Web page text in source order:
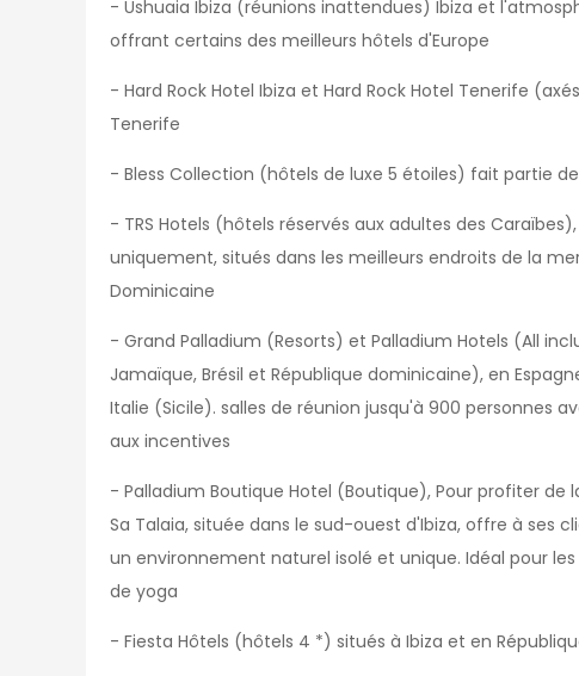
- Ushuaia Ibiza (réunions inattendues) Ibiza et
offrant certains des meilleurs hôtels d'Europe
- Hard Rock Hotel Ibiza et Hard Rock Hotel Tenerife
Tenerife
- Bless Collection (hôtels de luxe 5 étoiles) fait partie
- TRS Hotels (hôtels réservés aux adultes des
uniquement, situés dans les meilleurs endroits de la
Dominicaine
- Grand Palladium (Resorts) et Palladium Hotels (All
Jamaïque, Brésil et République dominicaine), en
Italie (Sicile). salles de réunion jusqu'à 900 personnes
aux incentives
- Palladium Boutique Hotel (Boutique), Pour profiter
Sa Talaia, située dans le sud-ouest d'Ibiza, offre à ses
un environnement naturel isolé et unique. Idéal pour
de yoga
- Fiesta Hôtels (hôtels 4 *) situés à Ibiza et en